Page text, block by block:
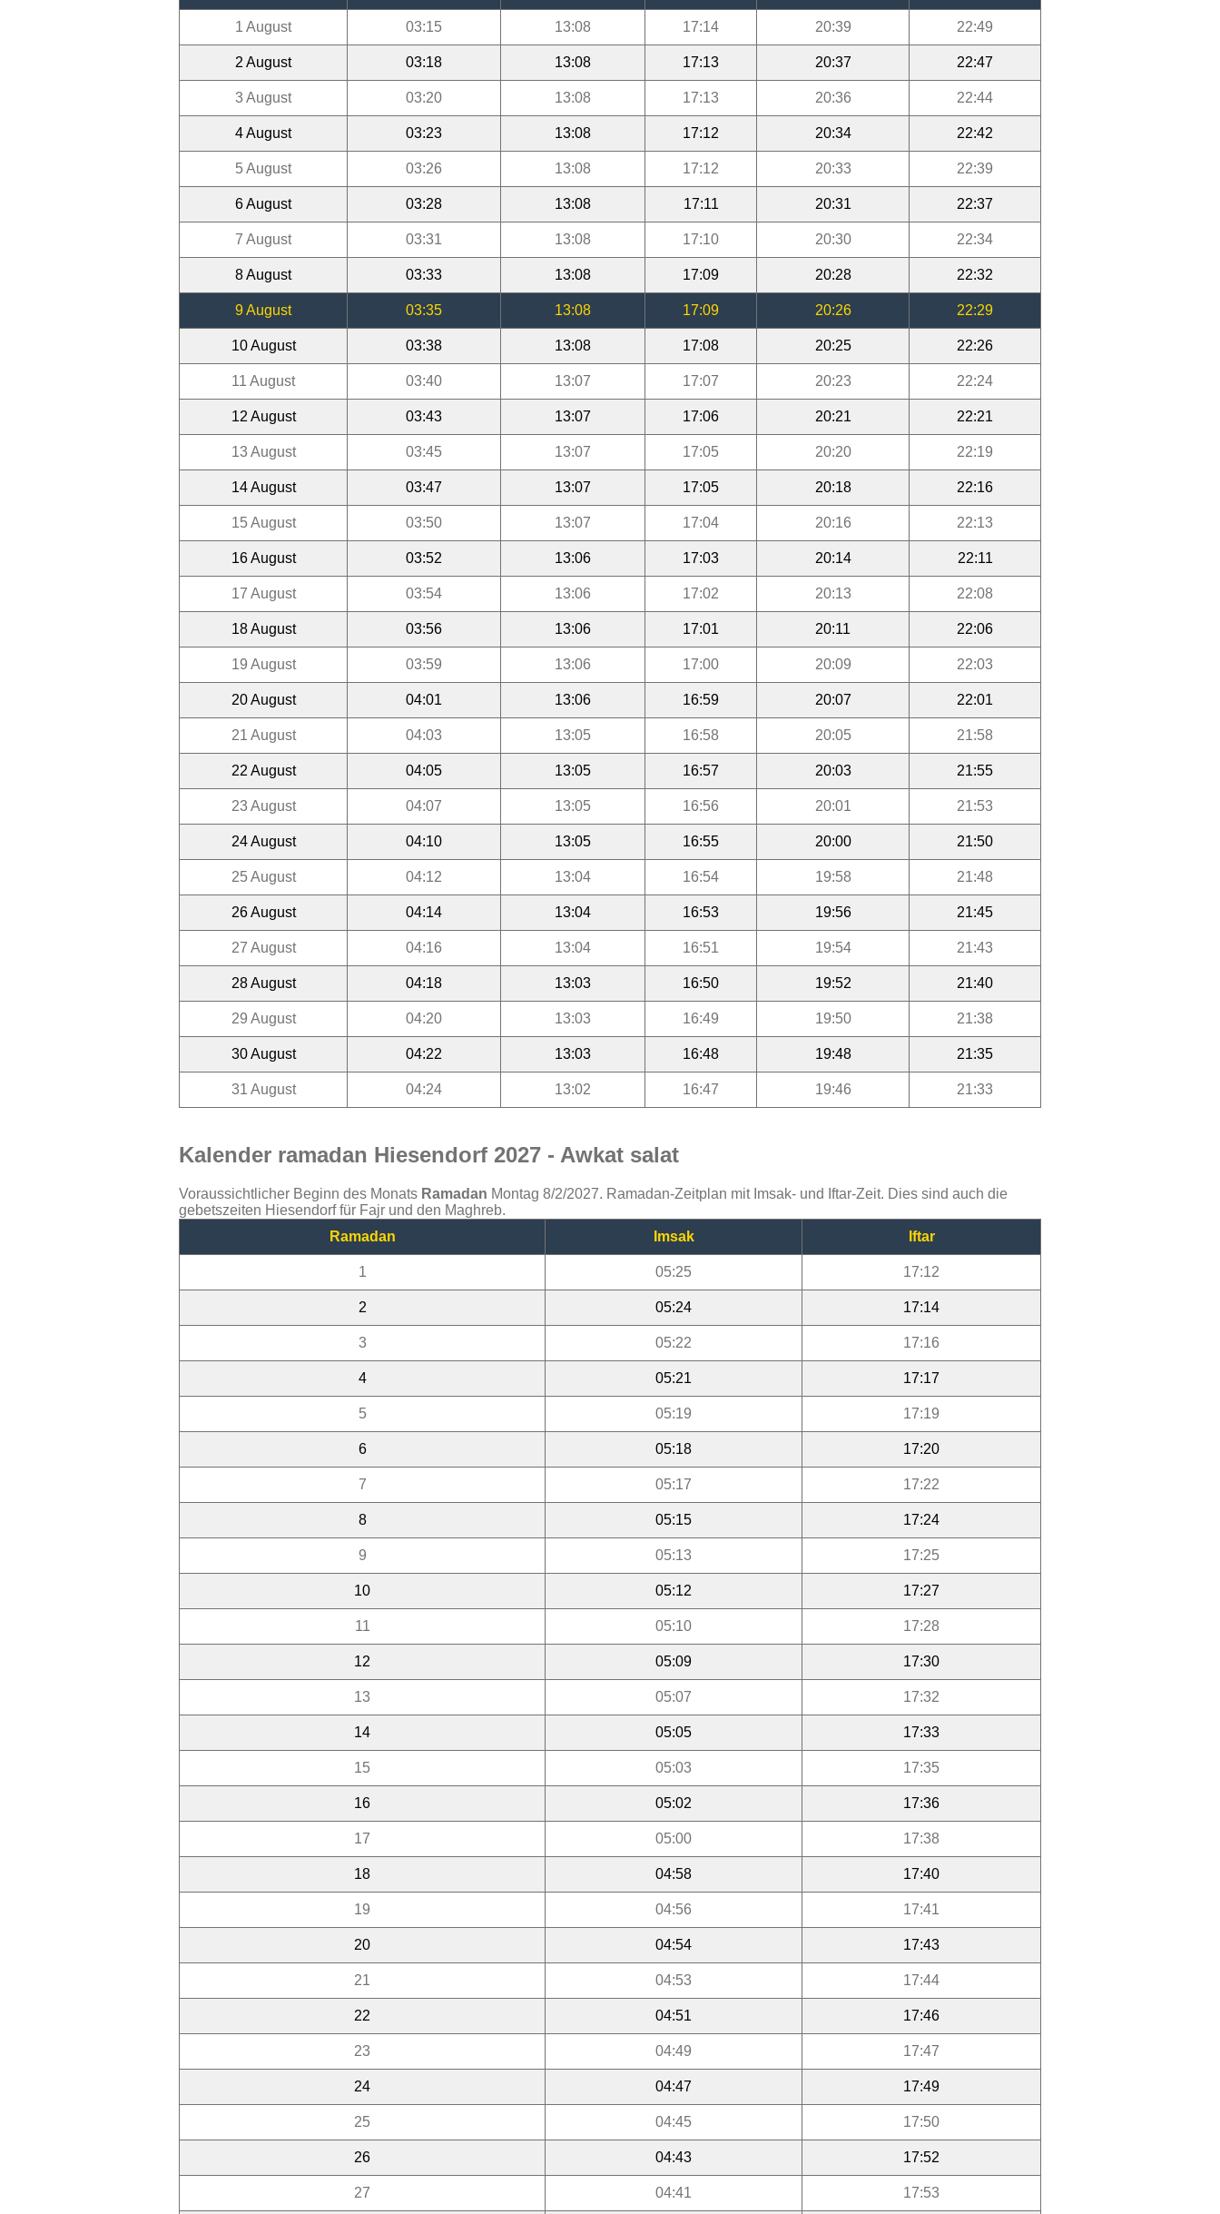
1 August 03:15 13:08 17:14 20:39 22:49
2 August 03:18 13:08 17:13 20:37 22:47
3 August 03:20 13:08 17:13 20:36 22:44
4 August 03:23 13:08 17:12 20:34 22:42
5 August 03:26 13:08 17:12 20:33 22:39
6 August 03:28 13:08 17:11 20:31 22:37
7 August 03:31 13:08 17:10 20:30 22:34
8 August 03:33 13:08 17:09 20:28 22:32
9 August 03:35 13:08 17:09 20:26 22:29
10 August 03:38 13:08 17:08 20:25 22:26
11 August 03:40 13:07 17:07 20:23 22:24
12 August 03:43 13:07 17:06 20:21 22:21
13 August 03:45 13:07 17:05 20:20 22:19
14 August 03:47 13:07 17:05 20:18 22:16
15 August 03:50 13:07 17:04 20:16 22:13
16 August 03:52 13:06 17:03 20:14 22:11
17 August 03:54 13:06 17:02 20:13 22:08
18 August 03:56 13:06 17:01 20:11 22:06
19 August 03:59 13:06 17:00 20:09 22:03
20 August 04:01 13:06 16:59 20:07 22:01
21 August 04:03 13:05 16:58 20:05 21:58
22 August 04:05 13:05 16:57 20:03 21:55
23 August 04:07 13:05 16:56 20:01 21:53
24 August 04:10 13:05 16:55 20:00 21:50
25 August 04:12 13:04 16:54 19:58 21:48
26 August 04:14 13:04 16:53 19:56 21:45
27 August 04:16 13:04 16:51 19:54 21:43
28 August 04:18 13:03 16:50 19:52 21:40
29 August 04:20 13:03 16:49 19:50 21:38
30 August 04:22 13:03 16:48 19:48 21:35
31 August 04:24 13:02 16:47 19:46 21:33
Kalender ramadan Hiesendorf 2027 - Awkat salat
Voraussichtlicher Beginn des Monats Ramadan Montag 8/2/2027. Ramadan-Zeitplan mit Imsak- und Iftar-Zeit. Dies sind auch die
gebetszeiten Hiesendorf für Fajr und den Maghreb.
Ramadan
Imsak Iftar
1 05:25 17:12
2 05:24 17:14
3 05:22 17:16
4 05:21 17:17
5 05:19 17:19
6 05:18 17:20
7 05:17 17:22
8 05:15 17:24
9 05:13 17:25
10 05:12 17:27
11 05:10 17:28
12 05:09 17:30
13 05:07 17:32
14 05:05 17:33
15 05:03 17:35
16 05:02 17:36
17 05:00 17:38
18 04:58 17:40
19 04:56 17:41
20 04:54 17:43
21 04:53 17:44
22 04:51 17:46
23 04:49 17:47
24 04:47 17:49
25 04:45 17:50
26 04:43 17:52
27 04:41 17:53